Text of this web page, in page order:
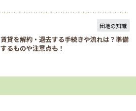
団地の知識
賃貸を解約・退去する手続きや流れは？準備
するものや注意点も！